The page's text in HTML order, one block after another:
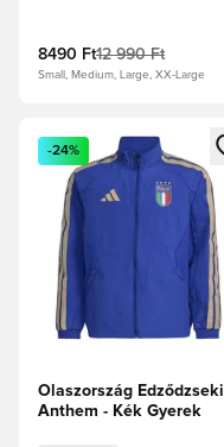
8490 Ft12 990 Ft
Small, Medium, Large, XX-Large
Megnyit egy modált a
-24%
Olaszország Edződzseki
Anthem - Kék Gyerek